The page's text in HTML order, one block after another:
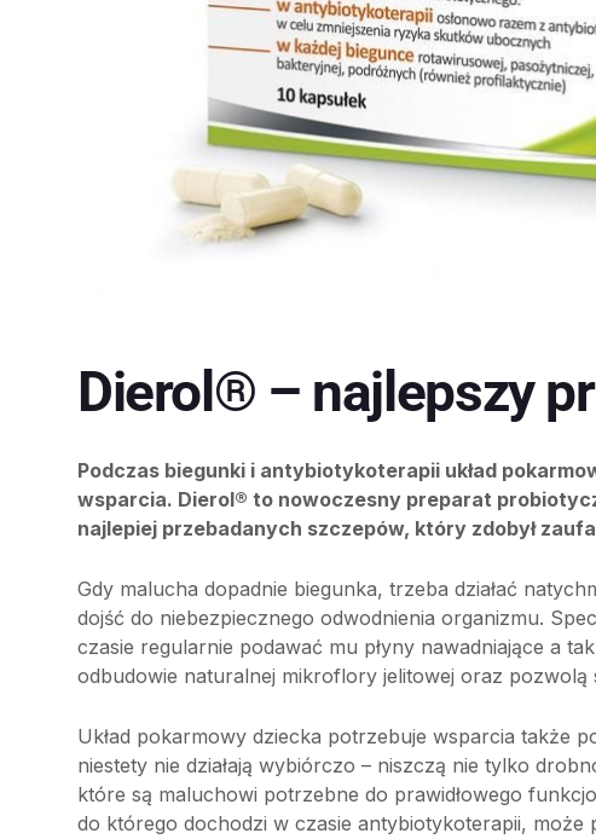
Dierol® – najlepszy
Podczas biegunki i antybiotykoterapii układ
wsparcia. Dierol® to nowoczesny preparat
najlepiej przebadanych szczepów, który zdobył
Gdy malucha dopadnie biegunka, trzeba działać
dojść do niebezpiecznego odwodnienia organizmu.
czasie regularnie podawać mu płyny nawadniające a
odbudowie naturalnej mikroflory jelitowej oraz
Układ pokarmowy dziecka potrzebuje wsparcia także
niestety nie działają wybiórczo – niszczą nie tylko
które są maluchowi potrzebne do prawidłowego
do którego dochodzi w czasie antybiotykoterapii,